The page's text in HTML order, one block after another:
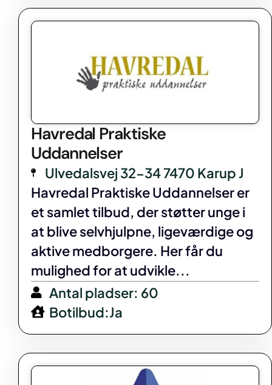
Havredal Praktiske
Uddannelser
Ulvedalsvej 32-34 7470 Karup J
Havredal Praktiske Uddannelser er
et samlet tilbud, der støtter unge i
at blive selvhjulpne, ligeværdige og
aktive medborgere. Her får du
mulighed for at udvikle...
Antal pladser: 60
Botilbud:Ja